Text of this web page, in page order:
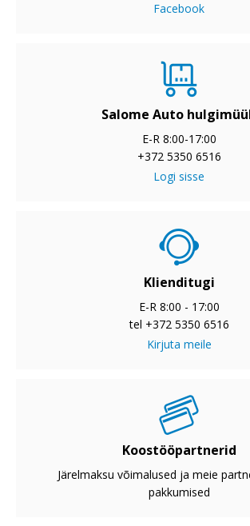
Facebook
Salome Auto
E-R 8:00-17:00
+372 5350 6516
Logi sisse
Klienditugi
E-R 8:00 - 17:00
tel +372 5350 6516
Kirjuta meile
Koostööpartnerid
Järelmaksu võimalused ja meie
pakkumised